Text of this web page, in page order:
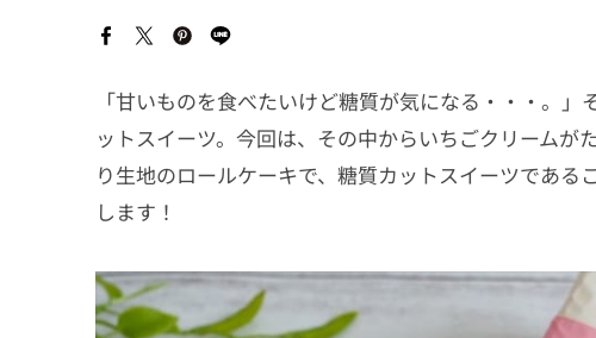
「甘いものを食べたいけど糖質が気になる・・・。
ットスイーツ。今回は、その中からいちごクリーム
り生地のロールケーキで、糖質カットスイーツであ
します！